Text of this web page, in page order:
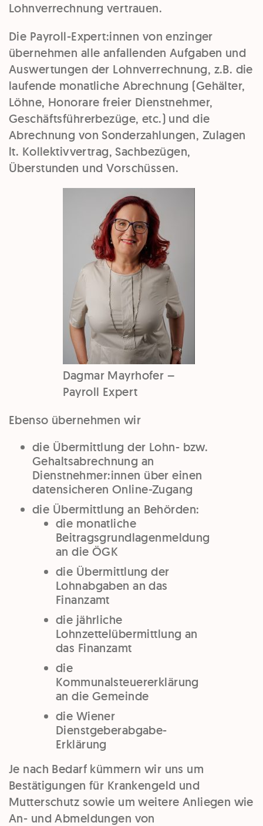
Lohnverrechnung vertrauen.
Die Payroll-Expert:innen von enzinger
übernehmen alle anfallenden Aufgaben und
Auswertungen der Lohnverrechnung, z.B. die
laufende monatliche Abrechnung (Gehälter,
Löhne, Honorare freier Dienstnehmer,
Geschäftsführerbezüge, etc.) und die
Abrechnung von Sonderzahlungen, Zulagen
lt. Kollektivvertrag, Sachbezügen,
Überstunden und Vorschüssen.
Dagmar Mayrhofer –
Payroll Expert
Ebenso übernehmen wir
die Übermittlung der Lohn- bzw.
Gehaltsabrechnung an
Dienstnehmer:innen über einen
datensicheren Online-Zugang
die Übermittlung an Behörden:
die monatliche
Beitragsgrundlagenmeldung
an die ÖGK
die Übermittlung der
Lohnabgaben an das
Finanzamt
die jährliche
Lohnzettelübermittlung an
das Finanzamt
die
Kommunalsteuererklärung
an die Gemeinde
die Wiener
Dienstgeberabgabe-
Erklärung
Je nach Bedarf kümmern wir uns um
Bestätigungen für Krankengeld und
Mutterschutz sowie um weitere Anliegen wie
An- und Abmeldungen von